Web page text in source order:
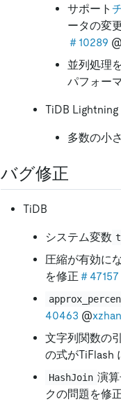
サポート
ータの変
＃10289 @
並列処理
パフォー
TiDB Lightning
多数の小
バグ修正
TiDB
システム変数
圧縮が有効に
を修正 ＃47157
40463 @
文字列関数の
の式がTiFlash
HashJoin 演
クの問題を修